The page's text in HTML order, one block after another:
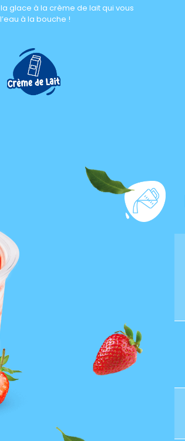
glace à la crème de lait qui vous
à la bouche !